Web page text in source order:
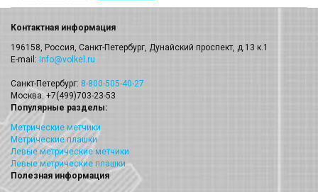
Контактная информация
196158, Россия, Санкт-Петербург, Дунайский проспект, д.13 к.1
E-mail: info@volkel.ru
Санкт-Петербург: 8-800-505-40-27
Москва: +7(499)703-23-53
Популярные разделы:
Метрические метчики
Метрические плашки
Левые метрические метчики
Левые метрические плашки
Полезная информация